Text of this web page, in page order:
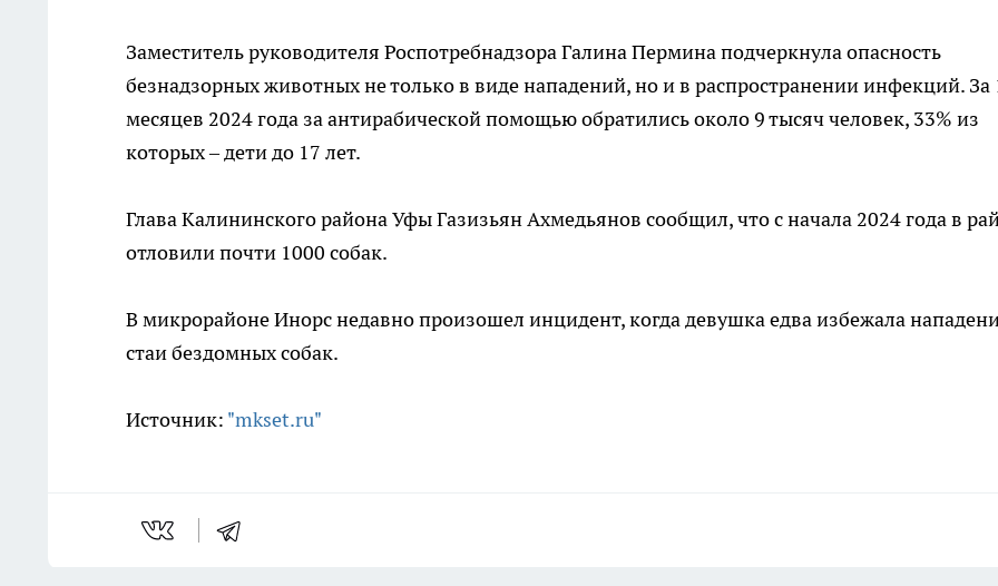
Заместитель руководителя Роспотребнадзора Галина Пермина подчеркнула опасность
безнадзорных животных не только в виде нападений, но и в распространении инфекций. За
месяцев 2024 года за антирабической помощью обратились около 9 тысяч человек, 33% из
которых – дети до 17 лет.
Глава Калининского района Уфы Газизьян Ахмедьянов сообщил, что с начала 2024 года в
отловили почти 1000 собак.
В микрорайоне Инорс недавно произошел инцидент, когда девушка едва избежала
стаи бездомных собак.
Источник: "mkset.ru"